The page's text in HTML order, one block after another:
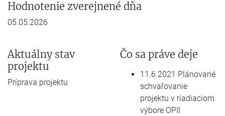
Hodnotenie zverejnené dňa
05.05.2026
Aktuálny stav
projektu
Príprava projektu
Čo sa práve deje
11.6.2021 Plánované
schvaľovanie
projektu v riadiaciom
výbore OPII